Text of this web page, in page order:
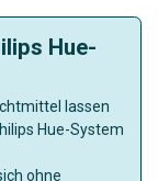
Hue-
lassen
Hue-System
ohne